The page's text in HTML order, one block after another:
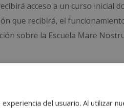
acceso a un curso inicial
que recibirá, el
sobre la Escuela Mare
alumno recibirá un diploma
de la ESCUELA MARE
española de escuelas de
del usuario. Al utilizar